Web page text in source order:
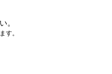
。
す。